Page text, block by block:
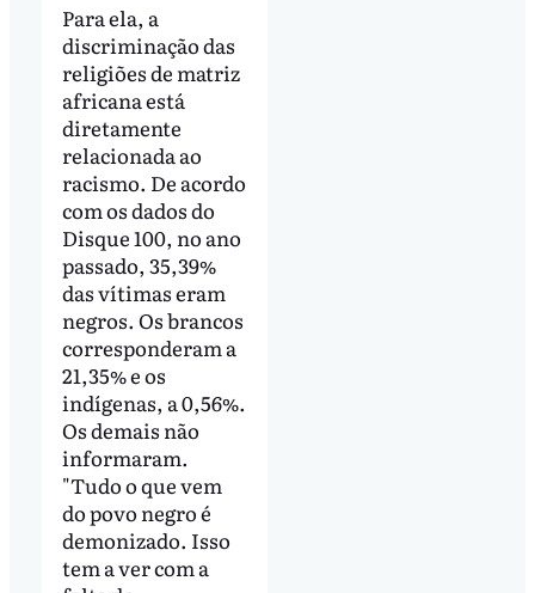
Para ela, a
discriminação das
religiões de matriz
africana está
diretamente
relacionada ao
racismo. De acordo
com os dados do
Disque 100, no ano
passado, 35,39%
das vítimas eram
negros. Os brancos
corresponderam a
21,35% e os
indígenas, a 0,56%.
Os demais não
informaram.
"Tudo o que vem
do povo negro é
demonizado. Isso
tem a ver com a